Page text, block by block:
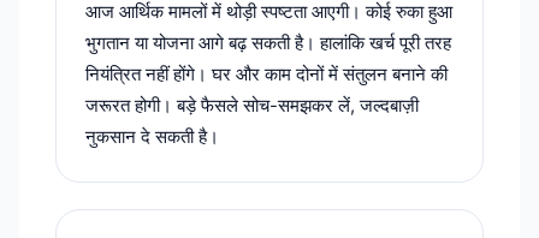
आज आर्थिक मामलों में थोड़ी स्पष्टता आएगी। कोई रुका हुआ
भुगतान या योजना आगे बढ़ सकती है। हालांकि खर्च पूरी तरह
नियंत्रित नहीं होंगे। घर और काम दोनों में संतुलन बनाने की
जरूरत होगी। बड़े फैसले सोच-समझकर लें, जल्दबाज़ी
नुकसान दे सकती है।